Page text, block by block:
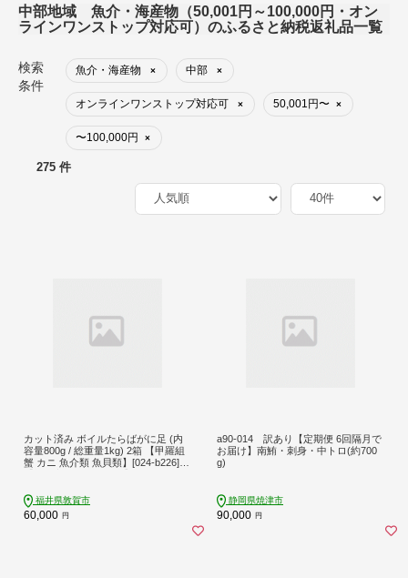
中部地域 魚介・海産物（50,001円～100,000円・オン
ラインワンストップ対応可）のふるさと納税返礼品一覧
検索
条件
魚介・海産物 × 中部 ×
オンラインワンストップ対応可 × 50,001円〜 ×
〜100,000円 ×
275 件
カット済み ボイルたらばがに足 (内
容量800g / 総重量1kg) 2箱 【甲羅組
蟹 カニ 魚介類 魚貝類】[024-b226]
福井県敦賀市
60,000 円
a90-014 訳あり【定期便 6回隔月で
お届け】南鮪・刺身・中トロ(約700
g)
静岡県焼津市
90,000 円